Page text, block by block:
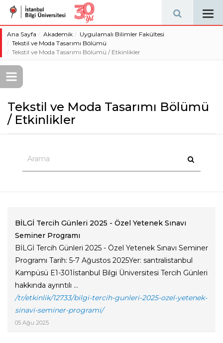
Ana Sayfa Akademik
Uygulamalı Bilimler Fakültesi
Tekstil ve Moda Tasarımı Bölümü
Tekstil ve Moda Tasarımı Bölümü / Etkinlikler
Tekstil ve Moda Tasarımı Bölümü
/ Etkinlikler
BİLGİ Tercih Günleri 2025 - Özel Yetenek Sınavı
Seminer Programı
BİLGİ Tercih Günleri 2025 - Özel Yetenek Sınavı Seminer
Programı Tarih: 5-7 Ağustos 2025Yer: santralistanbul
Kampüsü E1-301İstanbul Bilgi Üniversitesi Tercih Günleri
hakkında ayrıntılı ...
/tr/etkinlik/12733/bilgi-tercih-gunleri-2025-ozel-yetenek-
sinavi-seminer-programi/
05 Ağu 2025